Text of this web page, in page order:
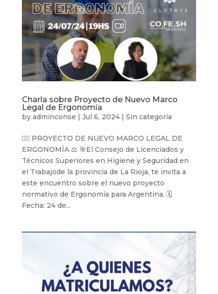
Charla sobre Proyecto de Nuevo Marco
Legal de Ergonomía
by adminconse | Jul 6, 2024| Sin categoría
👉🏻 PROYECTO DE NUEVO MARCO LEGAL DE
ERGONOMÍA ⚖️ 🎯El Consejo de Licenciados y
Técnicos Superiores en Higiene y Seguridad en
el Trabajode la provincia de La Rioja, te invita a
este encuentro sobre el nuevo proyecto
normativo de Ergonomía para Argentina. 🗓
Fecha: 24 de...